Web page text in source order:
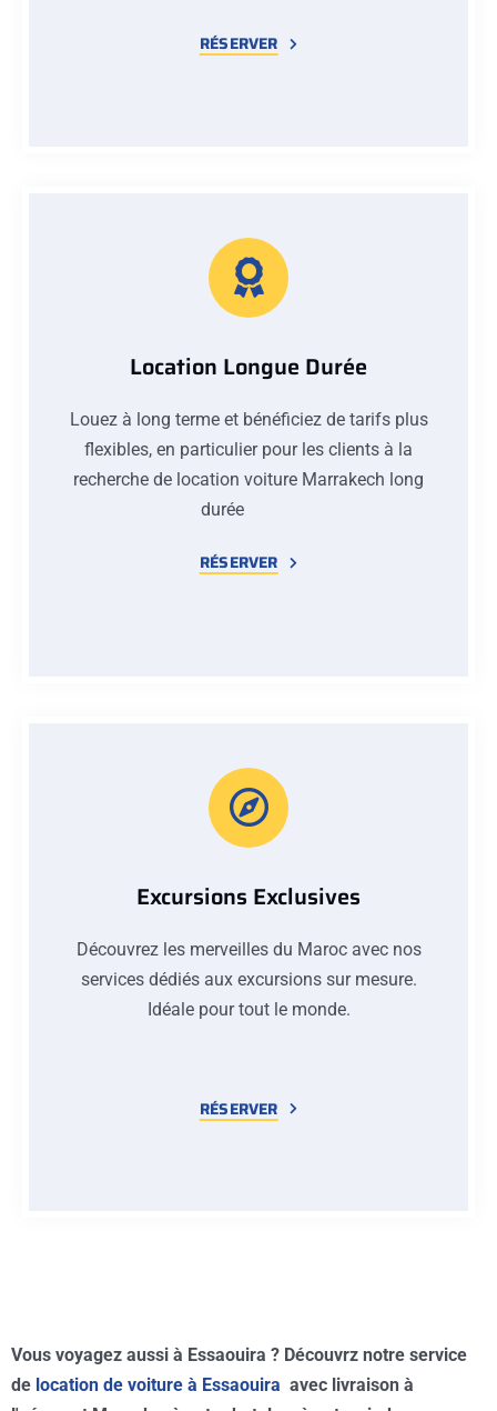
RÉSERVER
Location Longue Durée
Louez à long terme et bénéficiez de tarifs plus
flexibles, en particulier pour les clients à la
recherche de location voiture Marrakech long
durée
RÉSERVER
Excursions Exclusives
Découvrez les merveilles du Maroc avec nos
services dédiés aux excursions sur mesure.
Idéale pour tout le monde.
RÉSERVER
Vous voyagez aussi à Essaouira ? Découvrz notre service
de location de voiture à Essaouira avec livraison à